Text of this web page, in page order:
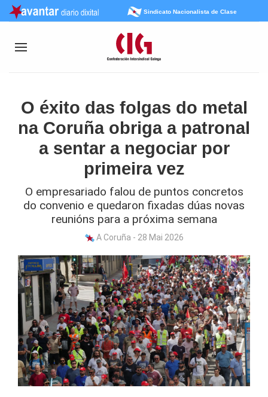
Sindicato Nacionalista de Clase
O éxito das folgas do metal
na Coruña obriga a patronal
a sentar a negociar por
primeira vez
O empresariado falou de puntos concretos
do convenio e quedaron fixadas dúas novas
reunións para a próxima semana
A Coruña - 28 Mai 2026